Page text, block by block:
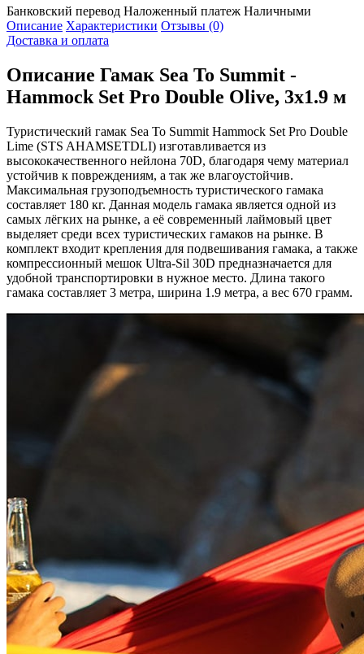
Банковский перевод Наложенный платеж Наличными
Описание Характеристики Отзывы (0)
Доставка и оплата
Описание Гамак Sea To Summit -
Hammock Set Pro Double Olive, 3х1.9 м
Туристический гамак Sea To Summit Hammock Set Pro Double
Lime (STS AHAMSETDLI) изготавливается из
высококачественного нейлона 70D, благодаря чему материал
устойчив к повреждениям, а так же влагоустойчив.
Максимальная грузоподъемность туристического гамака
составляет 180 кг. Данная модель гамака является одной из
самых лёгких на рынке, а её современный лаймовый цвет
выделяет среди всех туристических гамаков на рынке. В
комплект входит крепления для подвешивания гамака, а также
компрессионный мешок Ultra-Sil 30D предназначается для
удобной транспортировки в нужное место. Длина такого
гамака составляет 3 метра, ширина 1.9 метра, а вес 670 грамм.